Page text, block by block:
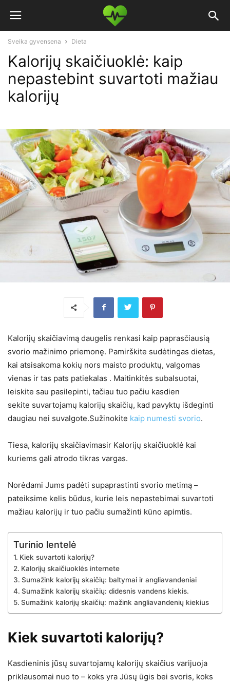
Sveika gyvensena Dieta
Kalorijų skaičiuoklė: kaip
nepastebint suvartoti mažiau
kalorijų
Kalorijų skaičiavimą daugelis renkasi kaip paprasčiausią
svorio mažinimo priemonę. Pamirškite sudėtingas dietas,
kai atsisakoma kokių nors maisto produktų, valgomas
vienas ir tas pats patiekalas . Maitinkitės subalsuotai,
leiskite sau pasilepinti, tačiau tuo pačiu kasdien
sekite suvartojamų kalorijų skaičių, kad pavyktų išdeginti
daugiau nei suvalgote.Sužinokite kaip numesti svorio.
Tiesa, kalorijų skaičiavimasir Kalorijų skaičiuoklė kai
kuriems gali atrodo tikras vargas.
Norėdami Jums padėti supaprastinti svorio metimą –
pateiksime kelis būdus, kurie leis nepastebimai suvartoti
mažiau kalorijų ir tuo pačiu sumažinti kūno apimtis.
Turinio lentelė
Kiek suvartoti kalorijų?
Kalorijų skaičiuoklės internete
Sumažink kalorijų skaičių: baltymai ir angliavandeniai
Sumažink kalorijų skaičių: didesnis vandens kiekis.
Sumažink kalorijų skaičių: mažink angliavandenių kiekius
Kiek suvartoti kalorijų?
Kasdieninis jūsų suvartojamų kalorijų skaičius varijuoja
priklausomai nuo to – koks yra Jūsų ūgis bei svoris, koks